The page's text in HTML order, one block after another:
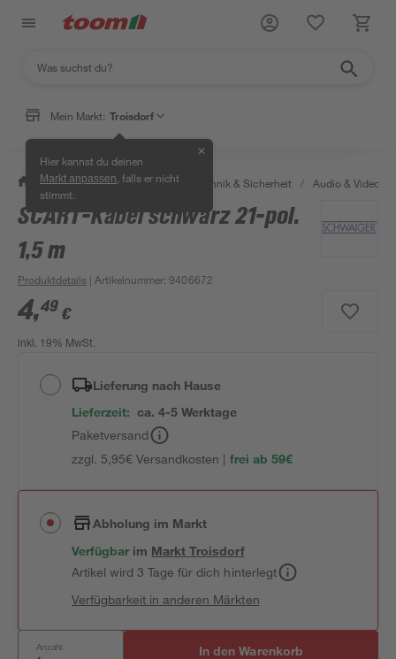
Mein Markt: Troisdorf
Hier kannst du deinen
Markt anpassen , falls er nicht
stimmt.
✕
/ Bauen & Renovieren / Haustechnik & Sicherheit / Audio & Video
SCART-Kabel schwarz 21-pol.
1,5 m
Produktdetails | Artikelnummer:9406672
4,49 €
inkl. 19% MwSt.
Lieferung nach Hause
Lieferzeit: ca. 4-5 Werktage
Paketversand
zzgl. 5,95€ Versandkosten | frei ab 59€
Abholung im Markt
Verfügbar im MarktTroisdorf
Artikel wird 3 Tage für dich hinterlegt
Verfügbarkeit in anderen Märkten
Anzahl: In den Warenkorb